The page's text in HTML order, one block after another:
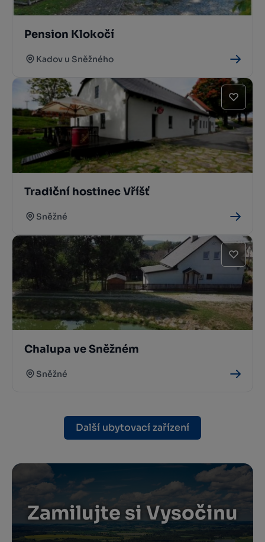
Pension Klokočí
Kadov u Sněžného
Tradiční hostinec Vříšť
Sněžné
Chalupa ve Sněžném
Sněžné
Další ubytovací zařízení
Zamilujte si Vysočinu